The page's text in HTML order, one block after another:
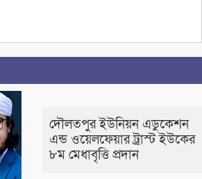
দৌলতপুর ইউনিয়ন এডুকেশন
এন্ড ওয়েলফেয়ার ট্রাস্ট ইউকের
৮ম মেধাবৃত্তি প্রদান